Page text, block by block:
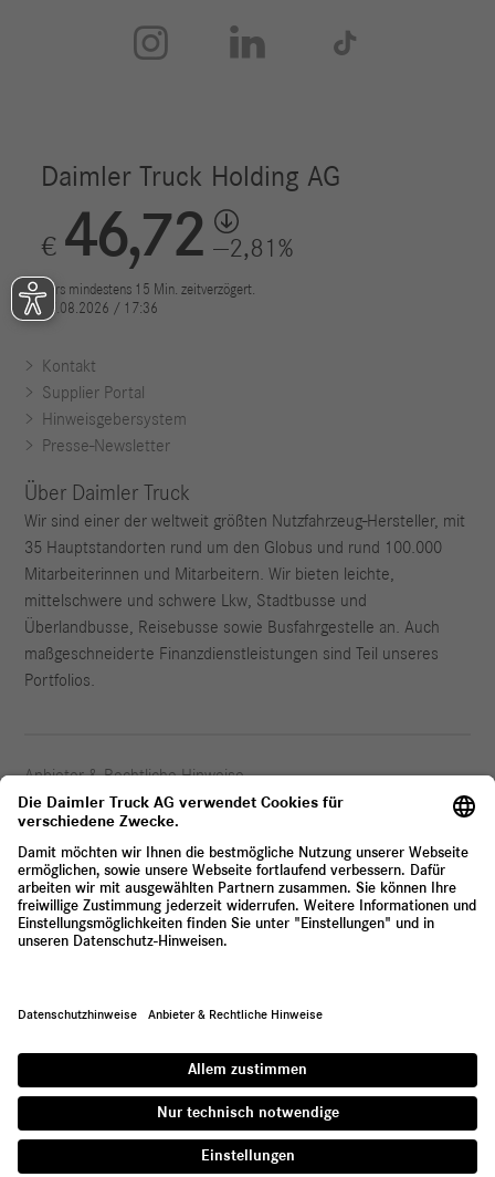

 
Kontakt
Supplier Portal
Hinweisgebersystem
Presse-Newsletter
Über Daimler Truck
Wir sind einer der weltweit größten Nutzfahrzeug-Hersteller, mit
35 Hauptstandorten rund um den Globus und rund 100.000
Mitarbeiterinnen und Mitarbeitern. Wir bieten leichte,
mittelschwere und schwere Lkw, Stadtbusse und
Überlandbusse, Reisebusse sowie Busfahrgestelle an. Auch
maßgeschneiderte Finanzdienstleistungen sind Teil unseres
Portfolios.
Anbieter & Rechtliche Hinweise
Datenschutz
© 2026 Daimler Truck AG. Alle Rechte vorbehalten.